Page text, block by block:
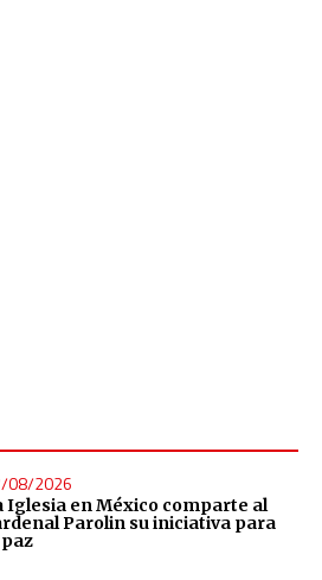
08/2026
Iglesia en México comparte al
Parolin su iniciativa para